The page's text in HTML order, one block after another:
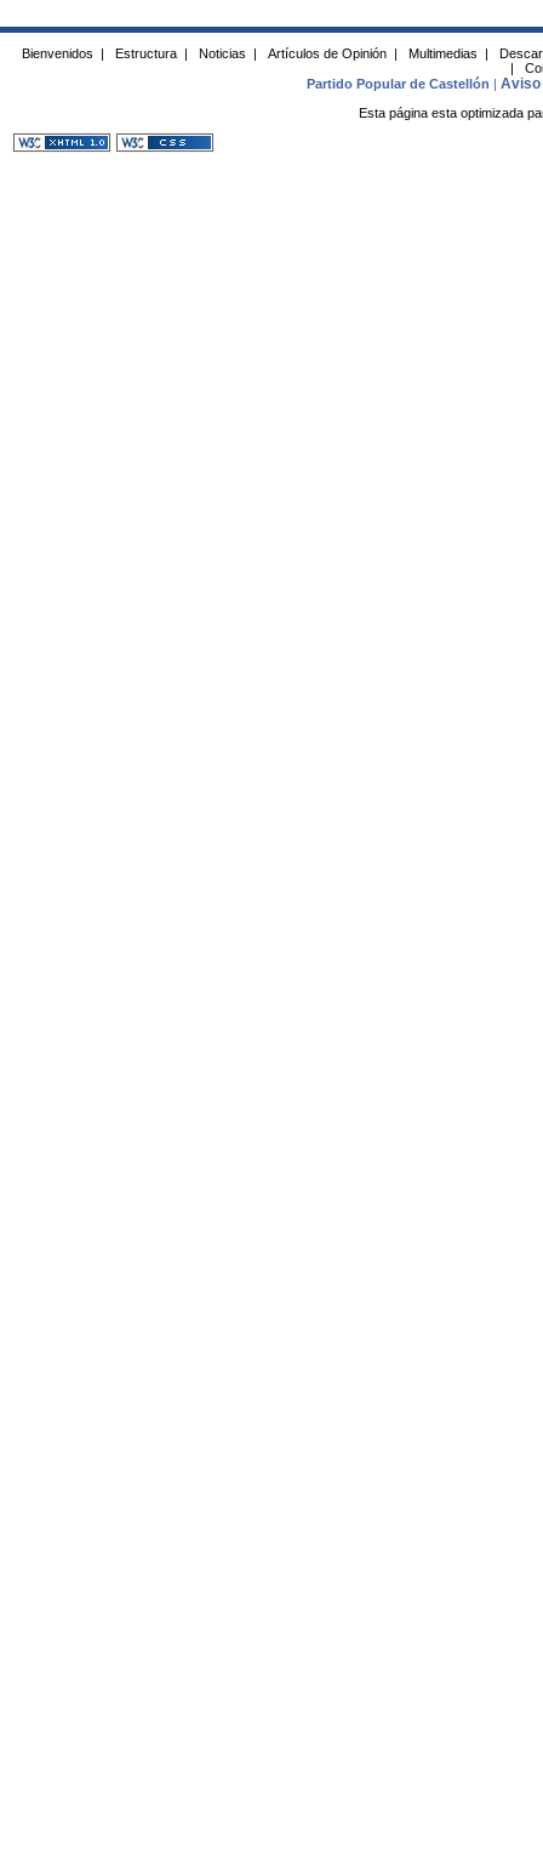
Bienvenidos | Estructura | Noticias | Artículos de Opinión | Multimedias |
|
Partido Popular de Castellón |Aviso
Esta página esta optimizada